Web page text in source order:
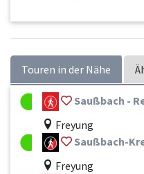
Touren in der Nähe
Saußbach -
Freyung
Saußbach-
Freyung